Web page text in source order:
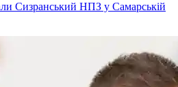
Сизранський НПЗ у Самарській